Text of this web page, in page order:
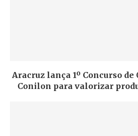
Aracruz lança 1º Concurso de
Conilon para valorizar